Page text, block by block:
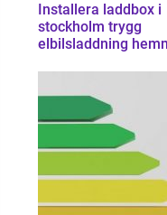
Installera laddbox i
stockholm trygg
elbilsladdning